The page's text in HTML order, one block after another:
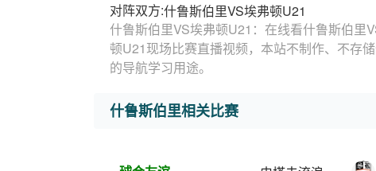
对阵双方:什鲁斯伯里VS埃弗顿U21
什鲁斯伯里VS埃弗顿U21：在线看什鲁斯伯里
顿U21现场比赛直播视频，本站不制作、不存
的导航学习用途。
什鲁斯伯里相关比赛